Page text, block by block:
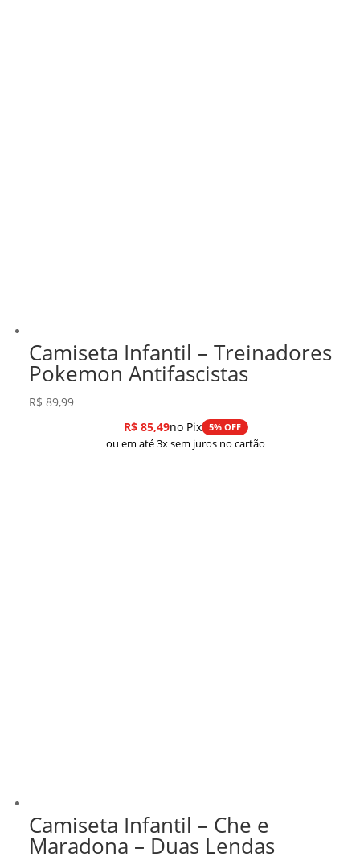
Camiseta Infantil – Treinadores
Pokemon Antifascistas
R$ 89,99
R$85,49no Pix 5% OFF
ou em até 3x sem juros no cartão
Camiseta Infantil – Che e
Maradona – Duas Lendas